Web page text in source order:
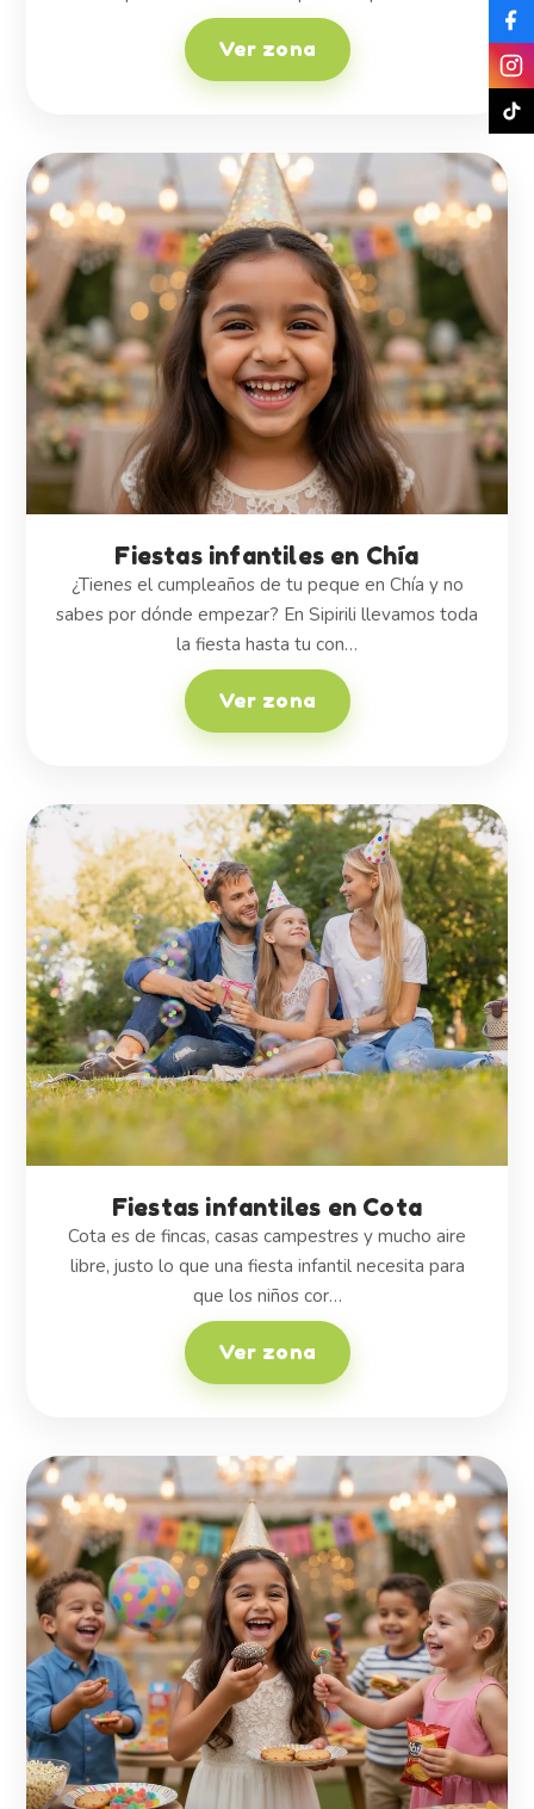
Ver zona
Fiestas infantiles en Chía
¿Tienes el cumpleaños de tu peque en Chía y no
sabes por dónde empezar? En Sipirili llevamos toda
la fiesta hasta tu con…
Ver zona
Fiestas infantiles en Cota
Cota es de fincas, casas campestres y mucho aire
libre, justo lo que una fiesta infantil necesita para
que los niños cor…
Ver zona